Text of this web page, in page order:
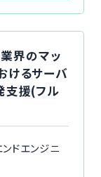
界のマッ
けるサーバ
支援(フル
ドエンジニ